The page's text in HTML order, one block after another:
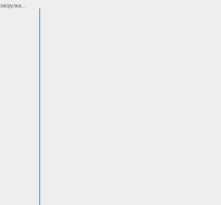
загрузка...